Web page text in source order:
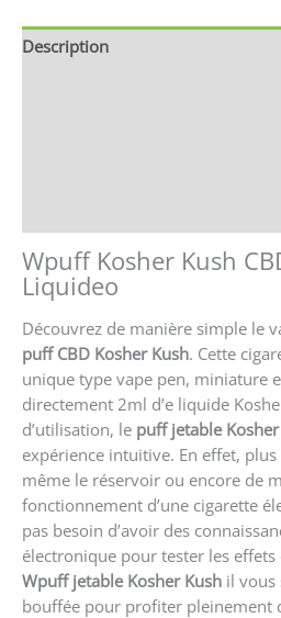
Description
Wpuff Kosher Kush
Liquideo
Découvrez de manière simple le
puff CBD Kosher Kush. Cette
unique type vape pen, miniature
directement 2ml d’e liquide
d’utilisation, le puff jetable
expérience intuitive. En effet,
même le réservoir ou encore de
fonctionnement d’une cigarette
pas besoin d’avoir des
électronique pour tester les effets
Wpuff jetable Kosher Kush il vous
bouffée pour profiter pleinement